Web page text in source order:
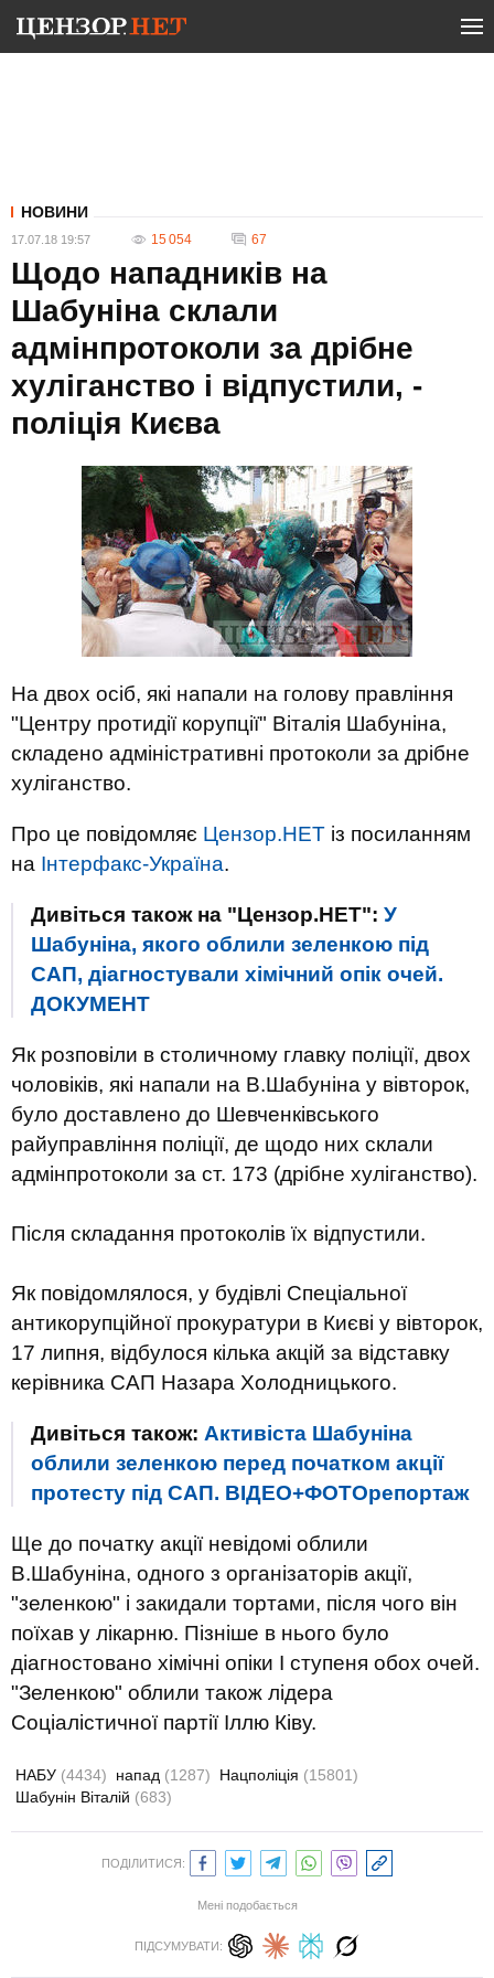
НОВИНИ
17.07.18 19:57 15 054 67
Щодо нападників на
Шабуніна склали
адмінпротоколи за дрібне
хуліганство і відпустили, -
поліція Києва
На двох осіб, які напали на голову правління
"Центру протидії корупції" Віталія Шабуніна,
складено адміністративні протоколи за дрібне
хуліганство.
Про це повідомляє Цензор.НЕТ із посиланням
на Інтерфакс-Україна.
Дивіться також на "Цензор.НЕТ": У
Шабуніна, якого облили зеленкою під
САП, діагностували хімічний опік очей.
ДОКУМЕНТ
Як розповіли в столичному главку поліції, двох
чоловіків, які напали на В.Шабуніна у вівторок,
було доставлено до Шевченківського
райуправління поліції, де щодо них склали
адмінпротоколи за ст. 173 (дрібне хуліганство).
Після складання протоколів їх відпустили.
Як повідомлялося, у будівлі Спеціальної
антикорупційної прокуратури в Києві у вівторок,
17 липня, відбулося кілька акцій за відставку
керівника САП Назара Холодницького.
Дивіться також: Активіста Шабуніна
облили зеленкою перед початком акції
протесту під САП. ВІДЕО+ФОТОрепортаж
Ще до початку акції невідомі облили
В.Шабуніна, одного з організаторів акції,
"зеленкою" і закидали тортами, після чого він
поїхав у лікарню. Пізніше в нього було
діагностовано хімічні опіки I ступеня обох очей.
"Зеленкою" облили також лідера
Соціалістичної партії Іллю Ківу.
НАБУ (4434) напад (1287) Нацполіція (15801)
Шабунін Віталій (683)
ПОДІЛИТИСЯ:
Мені подобається
ПІДСУМУВАТИ: